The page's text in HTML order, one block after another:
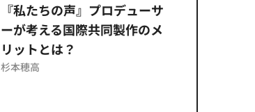
『私たちの声』プロデューサ
ーが考える国際共同製作のメ
リットとは？
杉本穂高